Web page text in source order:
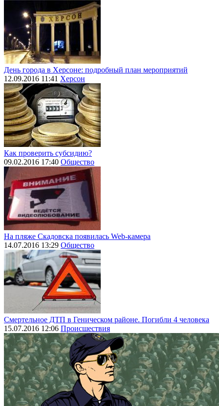
День города в Херсоне: подробный план мероприятий
12.09.2016 11:41 Херсон
Как проверить субсидию?
09.02.2016 17:40 Общество
На пляже Скадовска появилась Web-камера
14.07.2016 13:29 Общество
Смертельное ДТП в Геническом районе. Погибли 4 человека
15.07.2016 12:06 Происшествия